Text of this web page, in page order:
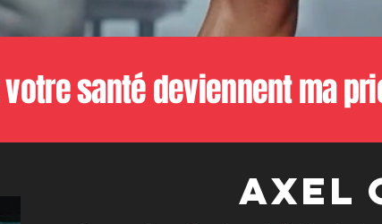
santé deviennent ma
AXEL